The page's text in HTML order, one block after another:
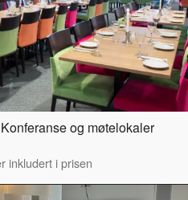
og møtelokaler
inkludert i prisen